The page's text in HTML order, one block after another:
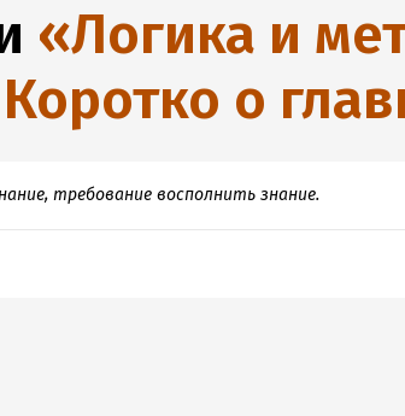
«Логика и
о
требование восполнить знание.